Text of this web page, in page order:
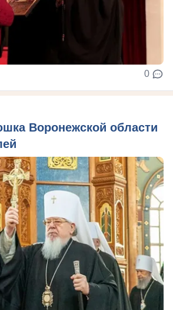
0
Воронежской области